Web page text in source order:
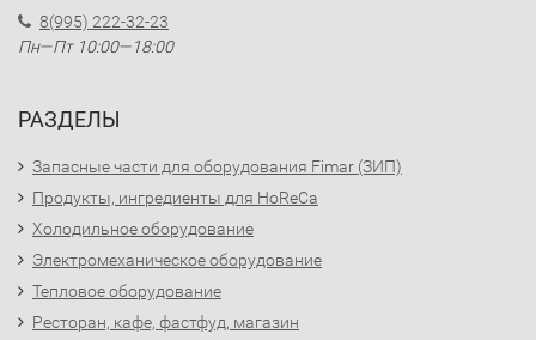
8(995) 222-32-23
Пн—Пт 10:00—18:00
РАЗДЕЛЫ
Запасные части для оборудования Fimar (ЗИП)
Продукты, ингредиенты для HoReCa
Холодильное оборудование
Электромеханическое оборудование
Тепловое оборудование
Ресторан, кафе, фастфуд, магазин